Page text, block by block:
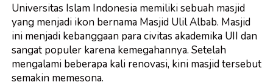
Universitas Islam Indonesia memiliki sebuah masjid
yang menjadi ikon bernama Masjid Ulil Albab. Masjid
ini menjadi kebanggaan para civitas akademika UII dan
sangat populer karena kemegahannya. Setelah
mengalami beberapa kali renovasi, kini masjid tersebut
semakin memesona.